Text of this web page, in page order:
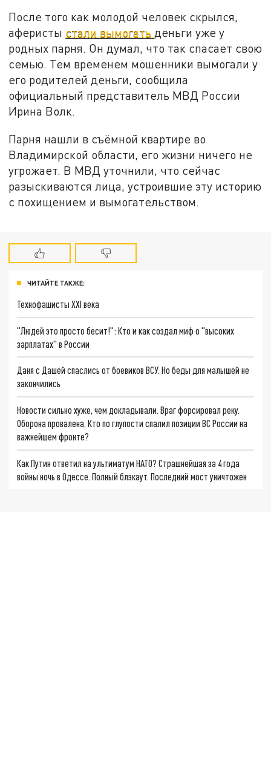
После того как молодой человек скрылся,
аферисты стали вымогать деньги уже у
родных парня. Он думал, что так спасает свою
семью. Тем временем мошенники вымогали у
его родителей деньги, сообщила
официальный представитель МВД России
Ирина Волк.
Парня нашли в съёмной квартире во
Владимирской области, его жизни ничего не
угрожает. В МВД уточнили, что сейчас
разыскиваются лица, устроившие эту историю
с похищением и вымогательством.
ЧИТАЙТЕ ТАКЖЕ:
Технофашисты XXI века
"Людей это просто бесит!": Кто и как создал миф о "высоких
зарплатах" в России
Даня с Дашей спаслись от боевиков ВСУ. Но беды для малышей не
закончились
Новости сильно хуже, чем докладывали. Враг форсировал реку.
Оборона провалена. Кто по глупости спалил позиции ВС России на
важнейшем фронте?
Как Путин ответил на ультиматум НАТО? Страшнейшая за 4 года
войны ночь в Одессе. Полный блэкаут. Последний мост уничтожен